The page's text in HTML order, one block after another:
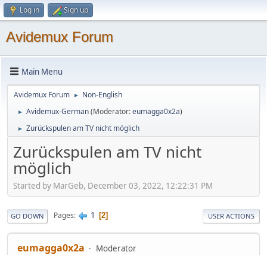
Log in Sign up
Avidemux Forum
Main Menu
Avidemux Forum ► Non-English
► Avidemux-German(Moderator:eumagga0x2a)
► Zurückspulen am TV nicht möglich
Zurückspulen am TV nicht
möglich
Started by MarGeb, December 03, 2022, 12:22:31 PM
GO DOWN Pages 1 2 USER ACTIONS
eumagga0x2a
Moderator